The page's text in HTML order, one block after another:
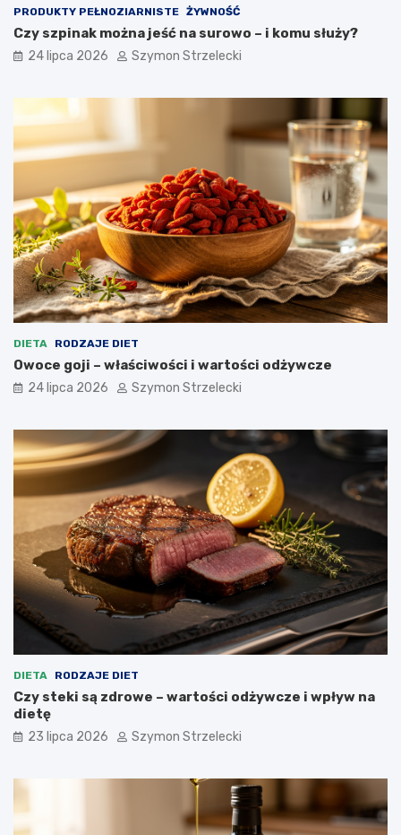
PRODUKTY PEŁNOZIARNISTE ŻYWNOŚĆ
Czy szpinak można jeść na surowo – i komu służy?
24 lipca 2026 Szymon Strzelecki
DIETA RODZAJE DIET
Owoce goji – właściwości i wartości odżywcze
24 lipca 2026 Szymon Strzelecki
DIETA RODZAJE DIET
Czy steki są zdrowe – wartości odżywcze i wpływ na
dietę
23 lipca 2026 Szymon Strzelecki